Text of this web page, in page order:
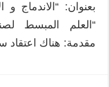
بعنوان: “الاندماج و
“العلم المبسط
مقدمة: هناك اعتقاد